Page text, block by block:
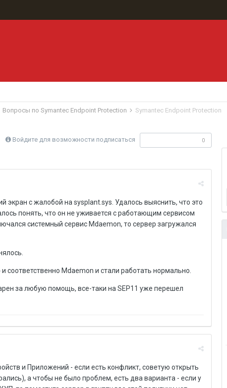
Вопросы по Symantec Endpoint Protection Symantec Endpoint Protection
Войдите для возможности подписаться 0
экран с жалобой на sysplant.sys. Удалось выяснить, что это
понять, что он не уживается с работающим сервисом
системный сервис Mdaemon, то сервер загружался
соответственно Mdaemon и стали работать нормально.
за любую помощь, все-таки на SEP11 уже перешел
и Приложений - если есть конфликт, советую открыть
а чтобы не было проблем, есть два варианта - если у